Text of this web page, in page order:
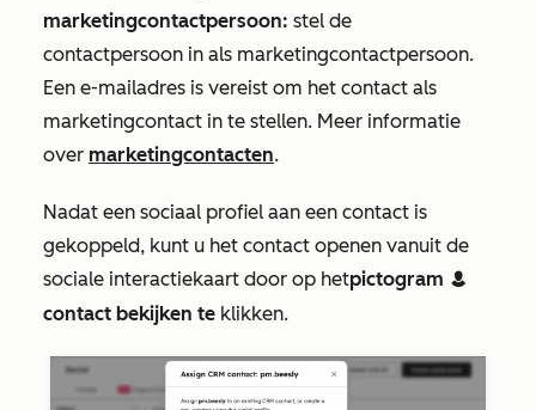
marketingcontactpersoon: stel de
contactpersoon in als marketingcontactpersoon.
Een e-mailadres is vereist om het contact als
marketingcontact in te stellen. Meer informatie
over marketingcontacten.
Nadat een sociaal profiel aan een contact is
gekoppeld, kunt u het contact openen vanuit de
sociale interactiekaart door op hetpictogram contactsIcon
contact bekijken te klikken.